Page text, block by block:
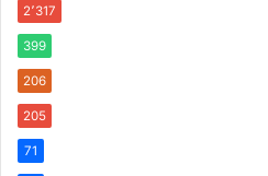
2٬317
399
206
205
71